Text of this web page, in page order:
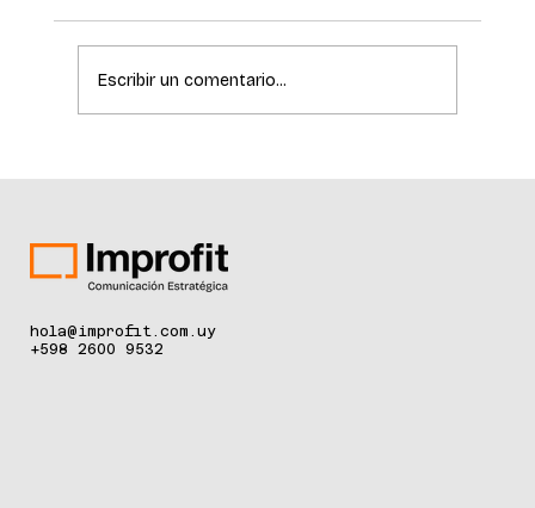
Escribir un comentario...
hola@improfit.com.uy
+598 2600 9532